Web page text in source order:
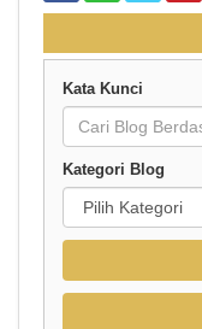
Kata Kunci
Kategori Blog